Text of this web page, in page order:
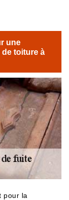
une
toiture à
pour la